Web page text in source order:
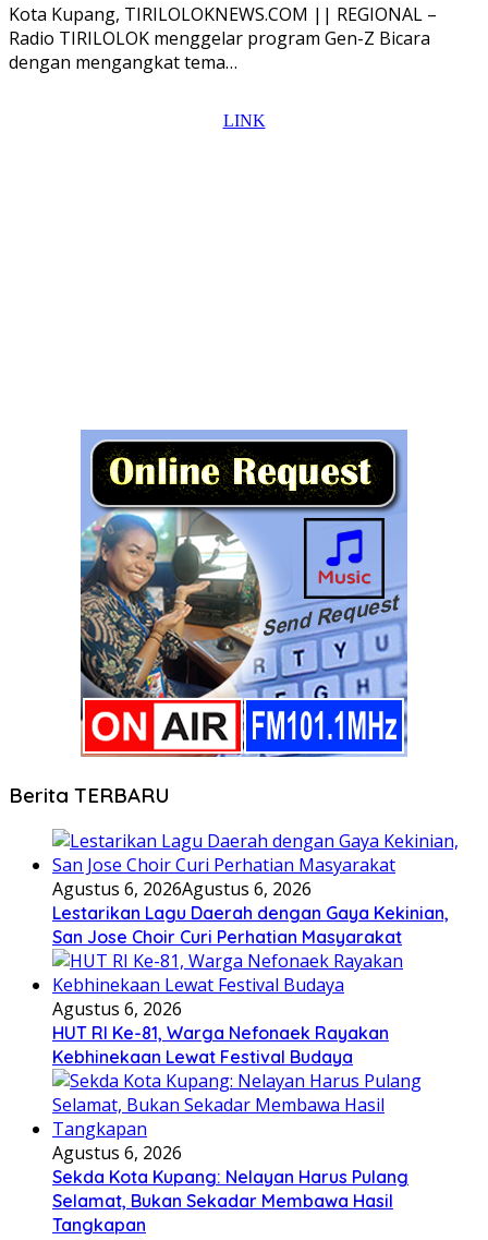
Kota Kupang, TIRILOLOKNEWS.COM || REGIONAL –
Radio TIRILOLOK menggelar program Gen-Z Bicara
dengan mengangkat tema…
Berita TERBARU
Agustus 6, 2026Agustus 6, 2026
Lestarikan Lagu Daerah dengan Gaya Kekinian,
San Jose Choir Curi Perhatian Masyarakat
Agustus 6, 2026
HUT RI Ke-81, Warga Nefonaek Rayakan
Kebhinekaan Lewat Festival Budaya
Agustus 6, 2026
Sekda Kota Kupang: Nelayan Harus Pulang
Selamat, Bukan Sekadar Membawa Hasil
Tangkapan